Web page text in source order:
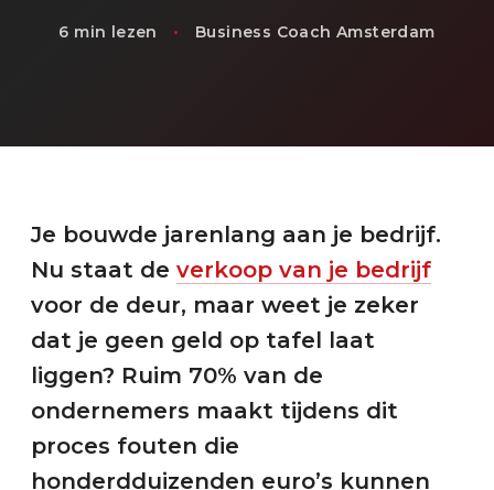
6 min lezen • Business Coach Amsterdam
Je bouwde jarenlang aan je bedrijf.
Nu staat de verkoop van je bedrijf
voor de deur, maar weet je zeker
dat je geen geld op tafel laat
liggen? Ruim 70% van de
ondernemers maakt tijdens dit
proces fouten die
honderdduizenden euro’s kunnen